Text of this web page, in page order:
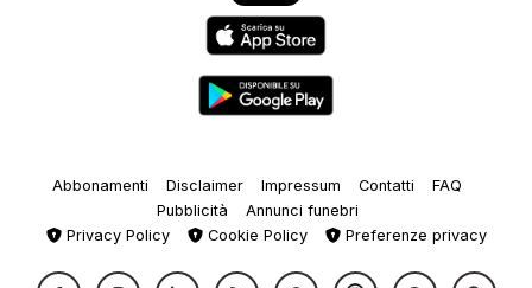
Abbonamenti Disclaimer Impressum Contatti
FAQ
Pubblicità
Annunci funebri
Privacy Policy
Cookie Policy Preferenze privacy